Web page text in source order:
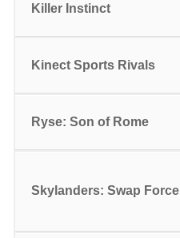
Killer Instinct
Kinect Sports Rivals
Ryse: Son of Rome
Skylanders: Swap Force